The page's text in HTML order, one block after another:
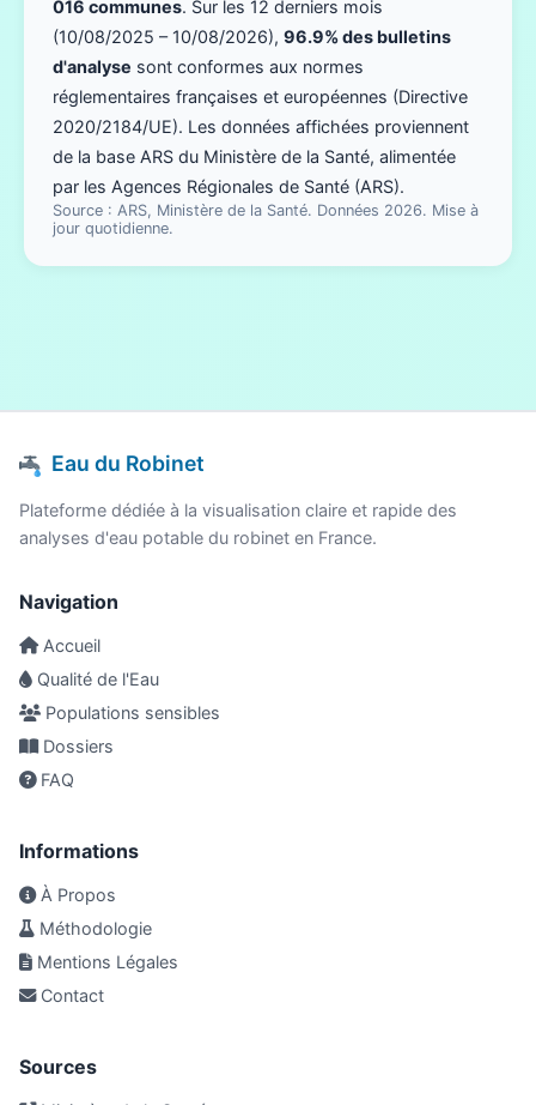
016 communes. Sur les 12 derniers mois
(10/08/2025 – 10/08/2026), 96.9% des bulletins
d'analyse sont conformes aux normes
réglementaires françaises et européennes (Directive
2020/2184/UE). Les données affichées proviennent
de la base ARS du Ministère de la Santé, alimentée
par les Agences Régionales de Santé (ARS).
Source : ARS, Ministère de la Santé. Données 2026. Mise à
jour quotidienne.
Eau du Robinet
Plateforme dédiée à la visualisation claire et rapide des
analyses d'eau potable du robinet en France.
Navigation
Accueil
Qualité de l'Eau
Populations sensibles
Dossiers
FAQ
Informations
À Propos
Méthodologie
Mentions Légales
Contact
Sources